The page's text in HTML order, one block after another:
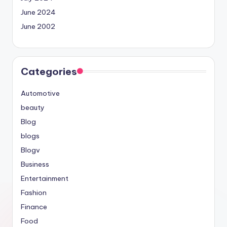
June 2024
June 2002
Categories
Automotive
beauty
Blog
blogs
Blogv
Business
Entertainment
Fashion
Finance
Food